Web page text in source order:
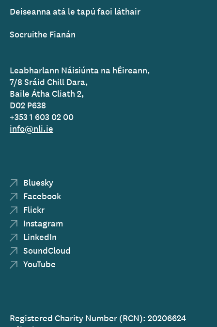
Deiseanna atá le tapú faoi láthair
Socruithe Fianán
Leabharlann Náisiúnta na hÉireann,
7/8 Sráid Chill Dara,
Baile Átha Cliath 2,
D02 P638
+353 1 603 02 00
info@nli.ie
Bluesky
Facebook
Flickr
Instagram
LinkedIn
SoundCloud
YouTube
Registered Charity Number (RCN): 20206624